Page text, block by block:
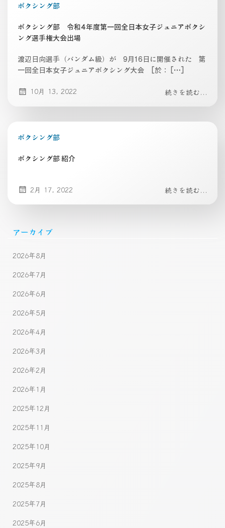
ボクシング部
ボクシング部 令和4年度第一回全日本女子ジュニアボクシ
ング選手権大会出場
渡辺日向選手（バンダム級）が 9月16日に開催された 第
一回全日本女子ジュニアボクシング大会 [於： […]
10月 13, 2022 続きを読む...
ボクシング部
ボクシング部 紹介
2月 17, 2022 続きを読む...
アーカイブ
2026年8月
2026年7月
2026年6月
2026年5月
2026年4月
2026年3月
2026年2月
2026年1月
2025年12月
2025年11月
2025年10月
2025年9月
2025年8月
2025年7月
2025年6月